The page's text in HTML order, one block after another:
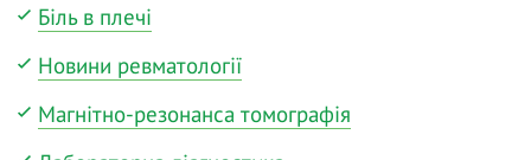
Біль в плечі
Новини ревматології
Магнітно-резонанса томографія